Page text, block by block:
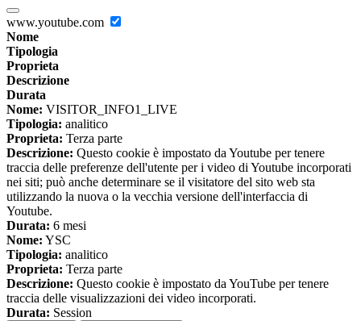
www.youtube.com
Nome
Tipologia
Proprieta
Descrizione
Durata
Nome: VISITOR_INFO1_LIVE
Tipologia: analitico
Proprieta: Terza parte
Descrizione: Questo cookie è impostato da Youtube per tenere
traccia delle preferenze dell'utente per i video di Youtube incorporati
nei siti; può anche determinare se il visitatore del sito web sta
utilizzando la nuova o la vecchia versione dell'interfaccia di
Youtube.
Durata: 6 mesi
Nome: YSC
Tipologia: analitico
Proprieta: Terza parte
Descrizione: Questo cookie è impostato da YouTube per tenere
traccia delle visualizzazioni dei video incorporati.
Durata: Session